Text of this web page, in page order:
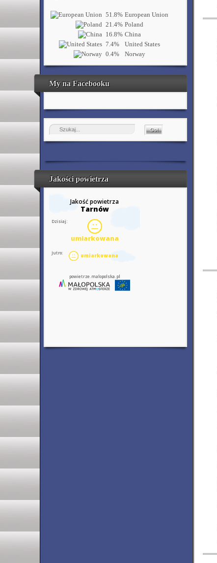
51.8% European Union
21.4% Poland
16.8% China
7.4%
United States
0.4%
Norway
My na Facebooku
Jakości powietrza